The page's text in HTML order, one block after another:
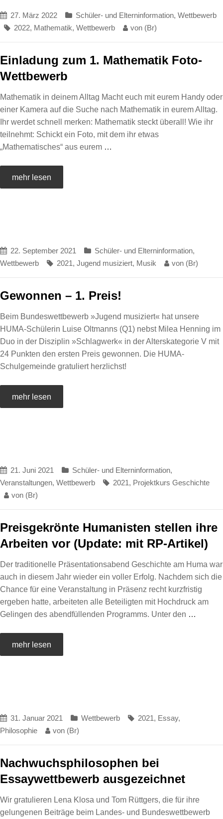
27. März 2022 Schüler- und Elterninformation, Wettbewerb
2022, Mathematik, Wettbewerb von (Br)
Einladung zum 1. Mathematik Foto-
Wettbewerb
Mathematik in deinem Alltag Macht euch mit eurem Handy oder
einer Kamera auf die Suche nach Mathematik in eurem Alltag.
Ihr werdet schnell merken: Mathematik steckt überall! Wie ihr
teilnehmt: Schickt ein Foto, mit dem ihr etwas
„Mathematisches“ aus eurem …
mehr lesen
22. September 2021 Schüler- und Elterninformation,
Wettbewerb
2021, Jugend musiziert, Musik von (Br)
Gewonnen – 1. Preis!
Beim Bundeswettbewerb »Jugend musiziert« hat unsere
HUMA-Schülerin Luise Oltmanns (Q1) nebst Milea Henning im
Duo in der Disziplin »Schlagwerk« in der Alterskategorie V mit
24 Punkten den ersten Preis gewonnen. Die HUMA-
Schulgemeinde gratuliert herzlichst!
mehr lesen
21. Juni 2021 Schüler- und Elterninformation,
Veranstaltungen, Wettbewerb 2021, Projektkurs Geschichte
von (Br)
Preisgekrönte Humanisten stellen ihre
Arbeiten vor (Update: mit RP-Artikel)
Der traditionelle Präsentationsabend Geschichte am Huma war
auch in diesem Jahr wieder ein voller Erfolg. Nachdem sich die
Chance für eine Veranstaltung in Präsenz recht kurzfristig
ergeben hatte, arbeiteten alle Beteiligten mit Hochdruck am
Gelingen des abendfüllenden Programms. Unter den …
mehr lesen
31. Januar 2021 Wettbewerb 2021, Essay,
Philosophie
von (Br)
Nachwuchsphilosophen bei
Essaywettbewerb ausgezeichnet
Wir gratulieren Lena Klosa und Tom Rüttgers, die für ihre
gelungenen Beiträge beim Landes- und Bundeswettbewerb